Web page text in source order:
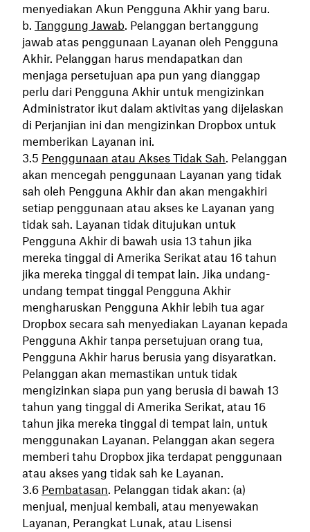
menyediakan Akun Pengguna Akhir yang baru.
Tanggung Jawab. Pelanggan bertanggung
jawab atas penggunaan Layanan oleh Pengguna
Akhir. Pelanggan harus mendapatkan dan
menjaga persetujuan apa pun yang dianggap
perlu dari Pengguna Akhir untuk mengizinkan
Administrator ikut dalam aktivitas yang dijelaskan
di Perjanjian ini dan mengizinkan Dropbox untuk
memberikan Layanan ini.
Penggunaan atau Akses Tidak Sah. Pelanggan
akan mencegah penggunaan Layanan yang tidak
sah oleh Pengguna Akhir dan akan mengakhiri
setiap penggunaan atau akses ke Layanan yang
tidak sah. Layanan tidak ditujukan untuk
Pengguna Akhir di bawah usia 13 tahun jika
mereka tinggal di Amerika Serikat atau 16 tahun
jika mereka tinggal di tempat lain. Jika undang-
undang tempat tinggal Pengguna Akhir
mengharuskan Pengguna Akhir lebih tua agar
Dropbox secara sah menyediakan Layanan kepada
Pengguna Akhir tanpa persetujuan orang tua,
Pengguna Akhir harus berusia yang disyaratkan.
Pelanggan akan memastikan untuk tidak
mengizinkan siapa pun yang berusia di bawah 13
tahun yang tinggal di Amerika Serikat, atau 16
tahun jika mereka tinggal di tempat lain, untuk
menggunakan Layanan. Pelanggan akan segera
memberi tahu Dropbox jika terdapat penggunaan
atau akses yang tidak sah ke Layanan.
Pembatasan. Pelanggan tidak akan: (a)
menjual, menjual kembali, atau menyewakan
Layanan, Perangkat Lunak, atau Lisensi